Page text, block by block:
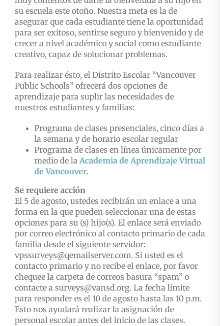
su escuela este otoño. Nuestra meta es la de
asegurar que cada estudiante tiene la oportunidad
para ser exitoso, sentirse seguro y bienvenido y de
crecer a nivel académico y social como estudiante
creativo, capaz de solucionar problemas.
Para realizar ésto, el Distrito Escolar “Vancouver
Public Schools” ofrecerá dos opciones de
aprendizaje para suplir las necesidades de
nuestros estudiantes y familias:
Programa de clases presenciales, cinco días a
la semana y de horario escolar regular
Programa de clases en línea únicamente por
medio de laAcademia de Aprendizaje Virtual
de Vancouver.
Se requiere acción
El 5 de agosto, ustedes recibirán un enlace a una
forma en la que pueden seleccionar una de estas
opciones para su (s) hijo(s). El enlace será enviado
por correo electrónico al contacto primario de cada
familia desde el siguiente servidor:
vpssurveys@qemailserver.com. Si usted es el
contacto primario y no recibe el enlace, por favor
chequee la carpeta de correos basura “spam” o
contacte a surveys@vansd.org. La fecha límite
para responder es el 10 de agosto hasta las 10 p.m.
Esto nos ayudará realizar la asignación de
personal escolar antes del inicio de las clases.